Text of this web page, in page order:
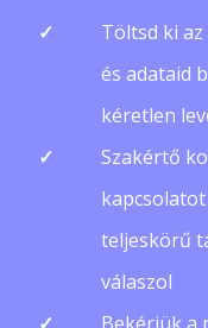
Töltsd ki
és adataid
kéretlen
Szakértő
teljeskörű
válaszol